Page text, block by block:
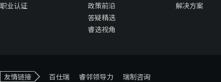
职业认证
政策前沿
答疑精选
睿选视角
解决方案
友情链接 百仕瑞 睿邻领导力
瑞制咨询